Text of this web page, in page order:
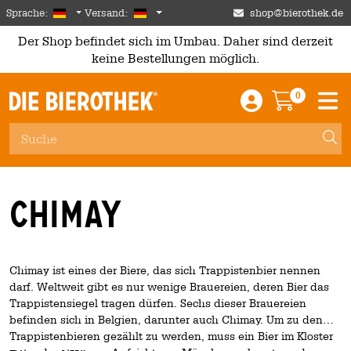
Skip to main content
Sprache: German
Versand: Deutschland shop@bierothek.de
Der Shop befindet sich im Umbau. Daher sind derzeit
keine Bestellungen möglich.
Einloggen /
0
Chimay
Chimay ist eines der Biere, das sich Trappistenbier nennen
darf. Weltweit gibt es nur wenige Brauereien, deren Bier das
Trappistensiegel tragen dürfen. Sechs dieser Brauereien
befinden sich in Belgien, darunter auch Chimay. Um zu den
Trappistenbieren gezählt zu werden, muss ein Bier im Kloster